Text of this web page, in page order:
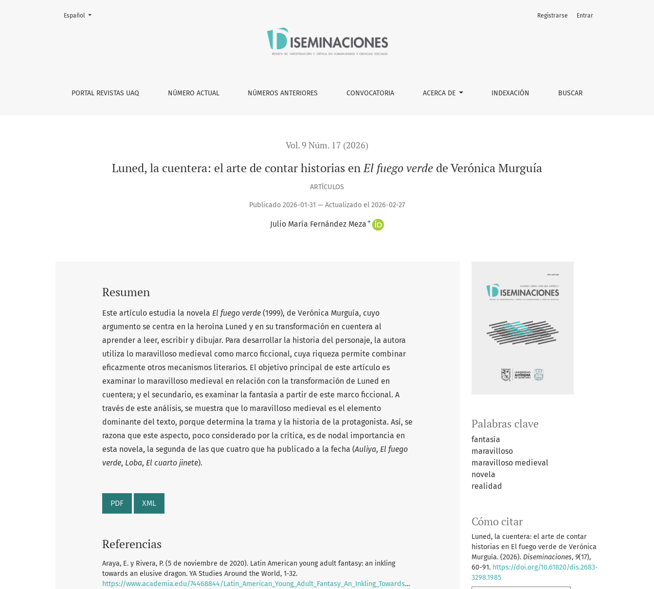
Luned, la cuentera: el arte de contar historias en <i>El fuego verde </i>de Verónica Murguía
PORTAL REVISTAS UAQ NÚMERO ACTUAL NÚMEROS ANTERIORES CONVOCATORIA ACERCA DE INDEXACIÓN BUSCAR
Registrarse Entrar
Cambiar el idioma. El actual es:
Español
Vol. 9 Núm. 17 (2026)
Luned, la cuentera: el arte de contar historias enEl fuego verde de Verónica Murguía
ARTÍCULOS
Publicado 2026-01-31 — Actualizado el 2026-02-27
Julio María Fernández Meza +
Palabras clave
fantasía
maravilloso
maravilloso medieval
novela
realidad
Cómo citar
Luned, la cuentera: el arte de contar
historias en El fuego verde de Verónica
Murguía. (2026). Diseminaciones, 9(17),
60-91. https://doi.org/10.61820/dis.2683-
3298.1985
Resumen
Este artículo estudia la novela El fuego verde (1999), de Verónica Murguía, cuyo
argumento se centra en la heroína Luned y en su transformación en cuentera al
aprender a leer, escribir y dibujar. Para desarrollar la historia del personaje, la autora
utiliza lo maravilloso medieval como marco ficcional, cuya riqueza permite combinar
eficazmente otros mecanismos literarios. El objetivo principal de este artículo es
examinar lo maravilloso medieval en relación con la transformación de Luned en
cuentera; y el secundario, es examinar la fantasía a partir de este marco ficcional. A
través de este análisis, se muestra que lo maravilloso medieval es el elemento
dominante del texto, porque determina la trama y la historia de la protagonista. Así, se
razona que este aspecto, poco considerado por la crítica, es de nodal importancia en
esta novela, la segunda de las que cuatro que ha publicado a la fecha (Auliya, El fuego
verde, Loba, El cuarto jinete).
PDF XML
Referencias
Araya, E. y Rivera, P. (5 de noviembre de 2020). Latin American young adult fantasy: an inkling
towards an elusive dragon. YA Studies Around the World, 1-32.
https://www.academia.edu/74468844/Latin_American_Young_Adult_Fantasy_An_Inkling_Towards_An_Elusive_Dragon?